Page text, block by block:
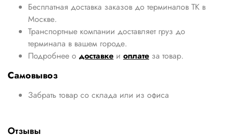
Бесплатная доставка заказов до терминалов ТК в
Москве.
Транспортные компании доставляет груз до
терминала в вашем городе.
Подробнее о доставке и оплате за товар.
Самовывоз
Забрать товар со склада или из офиса
Отзывы